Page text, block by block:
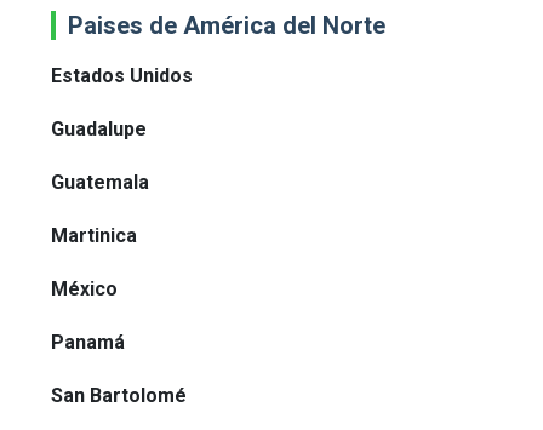
Paises de América del Norte
Estados Unidos
Guadalupe
Guatemala
Martinica
México
Panamá
San Bartolomé